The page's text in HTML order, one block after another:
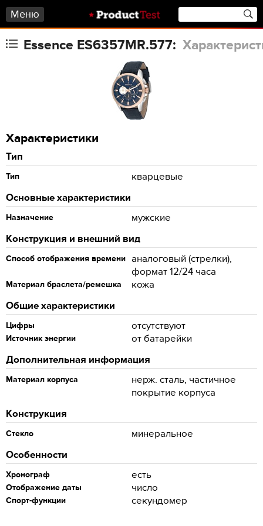
Меню
Essence ES6357MR.577:
Характеристики
Тип
Тип
кварцевые
Основные характеристики
Назначение
мужские
Конструкция и внешний вид
Способ отображения времени аналоговый (стрелки),
формат 12/24 часа
Материал браслета/ремешка
кожа
Общие характеристики
Цифры отсутствуют
Источник энергии
от батарейки
Дополнительная информация
Материал корпуса
нерж. сталь, частичное
покрытие корпуса
Конструкция
Стекло
минеральное
Особенности
Хронограф есть
Отображение даты число
Спорт-функции секундомер